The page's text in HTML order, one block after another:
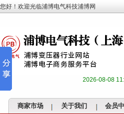
您好！欢迎光临浦博电气科技浦博网
2026-08-08
商家市场 关于我们 会员